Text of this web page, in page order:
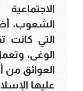
الشعوب،
التي
الوغى،
العوائق من
عليها